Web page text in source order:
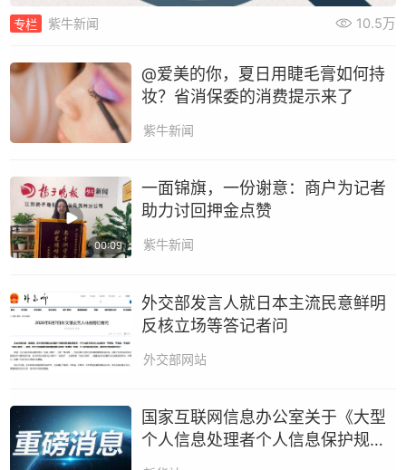
专栏 紫牛新闻 10.5万
@爱美的你，夏日用睫毛膏如何持
妆？省消保委的消费提示来了
紫牛新闻
一面锦旗，一份谢意：商户为记者
助力讨回押金点赞
00:09 紫牛新闻
外交部发言人就日本主流民意鲜明
反核立场等答记者问
外交部网站
国家互联网信息办公室关于《大型
个人信息处理者个人信息保护规定